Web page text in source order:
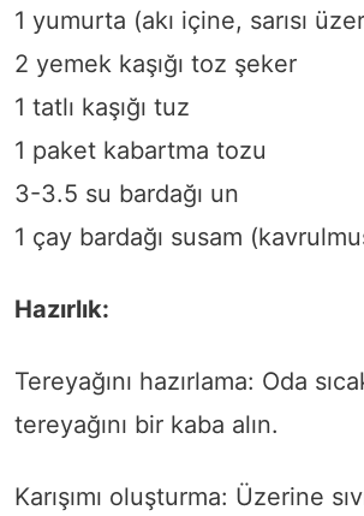
1 yumurta (akı içine, sarısı
2 yemek kaşığı toz şeker
1 tatlı kaşığı tuz
1 paket kabartma tozu
3-3.5 su bardağı un
1 çay bardağı susam
Hazırlık:
Tereyağını hazırlama: Oda
tereyağını bir kaba alın.
Karışımı oluşturma: Üzerine